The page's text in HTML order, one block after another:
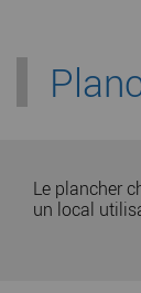
Le plancher
un local